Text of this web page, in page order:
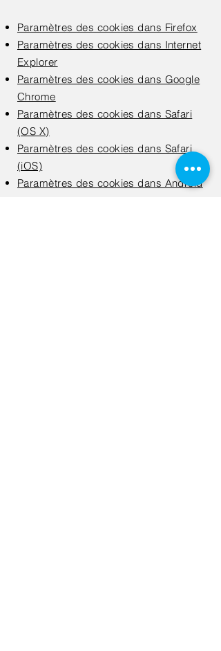
Paramètres des cookies dans Firefox
Paramètres des cookies dans Internet
Explorer
Paramètres des cookies dans Google
Chrome
Paramètres des cookies dans Safari
(OS X)
Paramètres des cookies dans Safari
(iOS)
Paramètres des cookies dans Android